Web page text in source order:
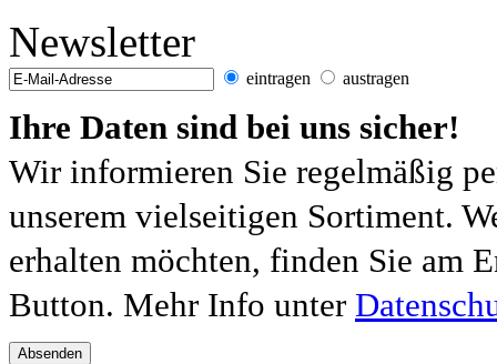
Newsletter
eintragen austragen
Ihre Daten sind bei uns sicher!
Wir informieren Sie regelmäßig
unserem vielseitigen Sortiment.
erhalten möchten, finden Sie am
Button. Mehr Info unter
Absenden